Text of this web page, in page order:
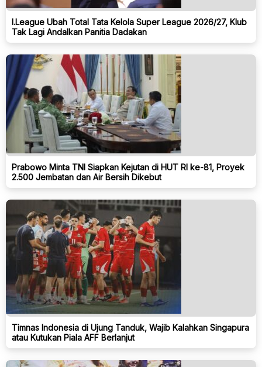
I.League Ubah Total Tata Kelola Super League 2026/27, Klub
Tak Lagi Andalkan Panitia Dadakan
Prabowo Minta TNI Siapkan Kejutan di HUT RI ke-81, Proyek
2.500 Jembatan dan Air Bersih Dikebut
Timnas Indonesia di Ujung Tanduk, Wajib Kalahkan Singapura
atau Kutukan Piala AFF Berlanjut